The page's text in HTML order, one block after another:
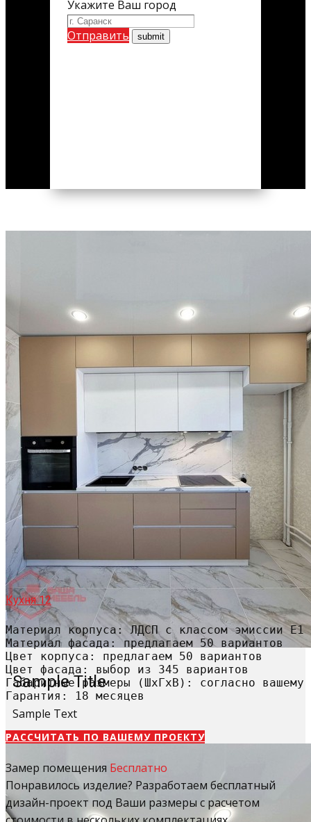
Укажите Ваш город
Отправить
Sample Title
Sample Text
Кухня 12
Материал корпуса: ЛДСП с классом эмиссии Е1
Материал фасада: предлагаем 50 вариантов
Цвет корпуса: предлагаем 50 вариантов
Цвет фасада: выбор из 345 вариантов
Габаритные размеры (ШхГхВ): согласно вашему
Гарантия: 18 месяцев
РАССЧИТАТЬ​ ПО ВАШЕМУ ПРОЕКТУ
Замер помещения Бесплатно
Понравилось изделие? Разработаем бесплатный
дизайн-проект под Ваши размеры с расчетом